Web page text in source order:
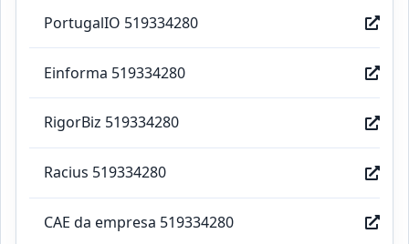
PortugalIO 519334280
Einforma 519334280
RigorBiz 519334280
Racius 519334280
CAE da empresa 519334280